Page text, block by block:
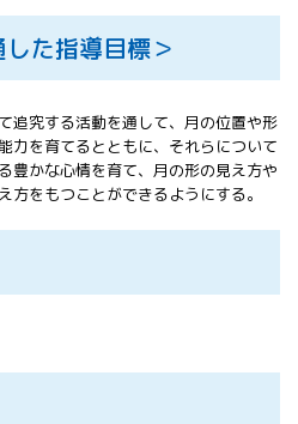
スト
APRSAF教員
セミナー
ISEB（国際
宇宙教育会
議）
ISEB学生派
た指導目標＞
追究する活動を通して、月の位置や形
力を育てるとともに、それらについて
豊かな心情を育て、月の形の見え方や
をもつことができるようにする。